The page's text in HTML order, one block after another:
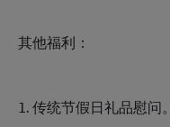
其他福利：
1. 传统节假日礼品慰问。